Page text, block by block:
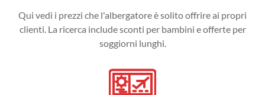
Qui vedi i prezzi che l'albergatore è solito offrire ai propri
clienti. La ricerca include sconti per bambini e offerte per
soggiorni lunghi.